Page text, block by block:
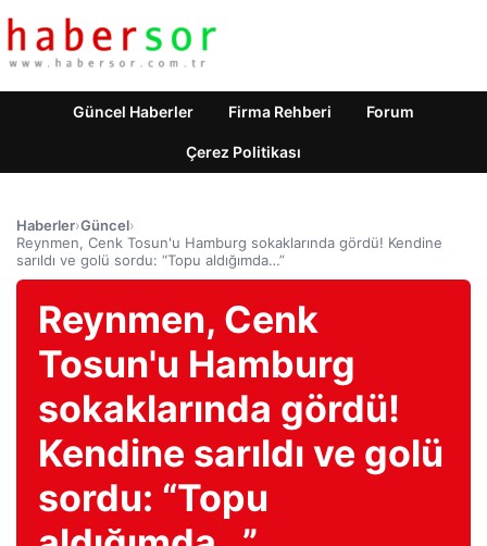
Güncel Haberler Firma Rehberi Forum
Çerez Politikası
Haberler›Güncel›
Reynmen, Cenk Tosun'u Hamburg sokaklarında gördü! Kendine
sarıldı ve golü sordu: “Topu aldığımda…”
Reynmen, Cenk
Tosun'u Hamburg
sokaklarında gördü!
Kendine sarıldı ve golü
sordu: “Topu